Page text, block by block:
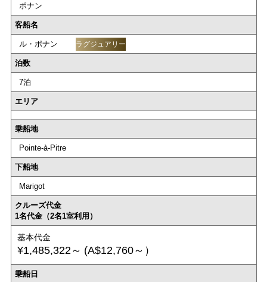
ポナン
客船名
ル・ポナン ラグジュアリー
泊数
7泊
エリア
乗船地
Pointe-à-Pitre
下船地
Marigot
クルーズ代金
1名代金（2名1室利用）
基本代金
¥1,485,322～ (A$12,760～）
乗船日